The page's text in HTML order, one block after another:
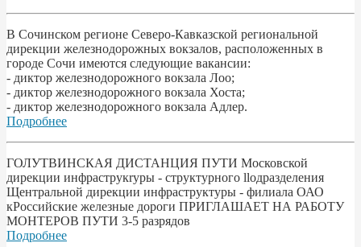
В Сочинском регионе Северо-Кавказской региональной
дирекции железнодорожных вокзалов, расположенных в
городе Сочи имеются следующие вакансии:
- диктор железнодорожного вокзала Лоо;
- диктор железнодорожного вокзала Хоста;
- диктор железнодорожного вокзала Адлер.
Подробнее
ГОЛУТВИНСКАЯ ДИСТАНЦИЯ ПУТИ Московской
дирекции инфраструкryры - структурного llодразделения
Щентральной дирекции инфраструктуры - филиала ОАО
кРоссийские железные дороги ПРИГЛАШАЕТ НА РАБОТУ
МОНТЕРОВ ПУТИ 3-5 разрядов
Подробнее